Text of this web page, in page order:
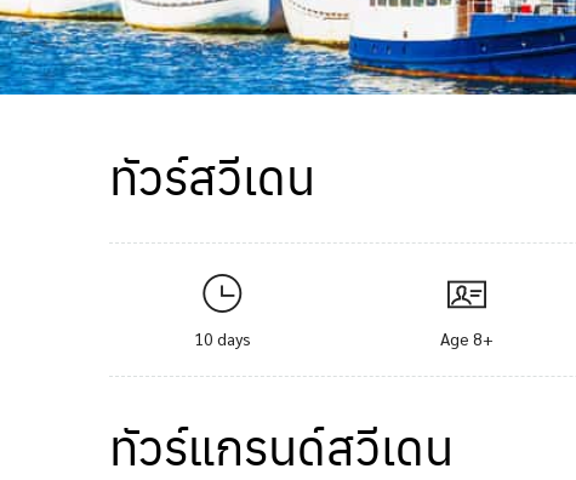
ทัวร์สวีเดน
10 days Age 8+
ทัวร์แกรนด์สวีเดน